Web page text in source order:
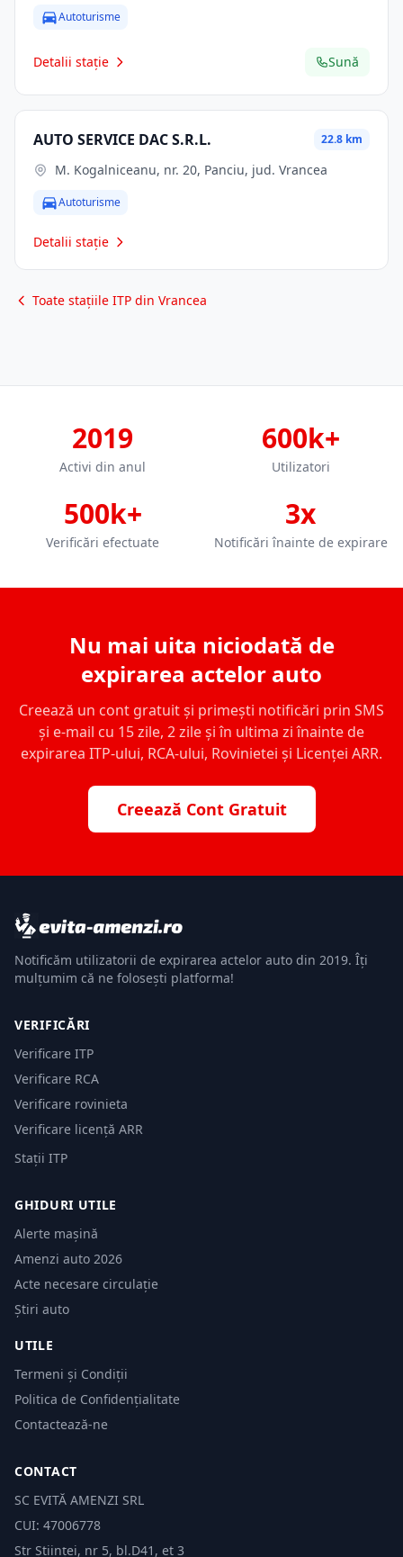
Autoturisme
Detalii stație Sună
AUTO SERVICE DAC S.R.L. 22.8 km
M. Kogalniceanu, nr. 20, Panciu, jud. Vrancea
Autoturisme
Detalii stație
Toate stațiile ITP din Vrancea
2019
Activi din anul
600k+
Utilizatori
500k+
Verificări efectuate
3x
Notificări înainte de expirare
Nu mai uita niciodată de
expirarea actelor auto
Creează un cont gratuit și primești notificări prin SMS
și e-mail cu 15 zile, 2 zile și în ultima zi înainte de
expirarea ITP-ului, RCA-ului, Rovinietei și Licenței ARR.
Creează Cont Gratuit
Notificăm utilizatorii de expirarea actelor auto din 2019. Îți
mulțumim că ne folosești platforma!
VERIFICĂRI
Verificare ITP
Verificare RCA
Verificare rovinieta
Verificare licență ARR
Stații ITP
GHIDURI UTILE
Alerte mașină
Amenzi auto 2026
Acte necesare circulație
Știri auto
UTILE
Termeni și Condiții
Politica de Confidențialitate
Contactează-ne
CONTACT
SC EVITĂ AMENZI SRL
CUI: 47006778
Str Științei, nr 5, bl.D41, et 3